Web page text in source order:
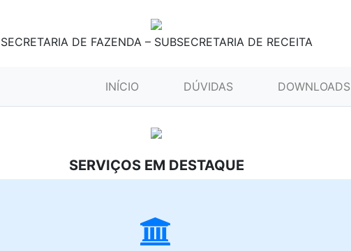
SECRETARIA DE FAZENDA – SUBSECRETARIA DE RECEITA
INÍCIO (CURRENT)DÚVIDAS DOWNLOADS
SERVIÇOS EM DESTAQUE